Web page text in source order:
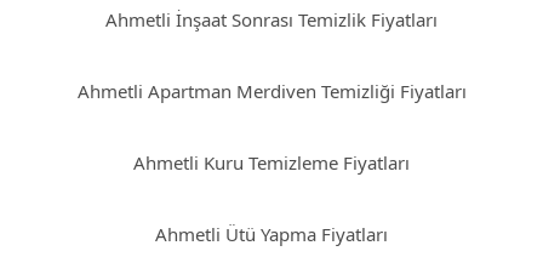
Ahmetli İnşaat Sonrası Temizlik Fiyatları
Ahmetli Apartman Merdiven Temizliği Fiyatları
Ahmetli Kuru Temizleme Fiyatları
Ahmetli Ütü Yapma Fiyatları